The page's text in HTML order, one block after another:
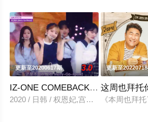
更新至20200617期 3.0
IZ-ONE COMEBACK SHOW
2020 / 日韩 / 权恩妃,宫胁咲良,姜惠元,
更新至
这周也拜托
《本周也拜